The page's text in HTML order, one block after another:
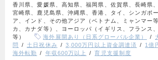
香川県、愛媛県、高知県、福岡県、佐賀県、長崎県
宮崎県、鹿児島県、沖縄県、香港、タイ、シンガポ
ア、インド、その他アジア（ベトナム、ミャンマー
カ、カナダ等）、ヨーロッパ（イギリス、フランス
等）
海外展開あり（日系グローバル企業）
問
土日祝休み 3,000万円以上資金調達済
1億
海外転勤
年収600万以上 育児支援制度